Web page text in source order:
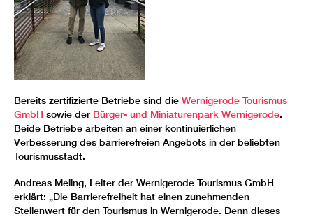
Bereits zertifizierte Betriebe sind die Wernigerode Tourismus
GmbH sowie der Bürger- und Miniaturenpark Wernigerode.
Beide Betriebe arbeiten an einer kontinuierlichen
Verbesserung des barrierefreien Angebots in der beliebten
Tourismusstadt.
Andreas Meling, Leiter der Wernigerode Tourismus GmbH
erklärt: „Die Barrierefreiheit hat einen zunehmenden
Stellenwert für den Tourismus in Wernigerode. Denn dieses